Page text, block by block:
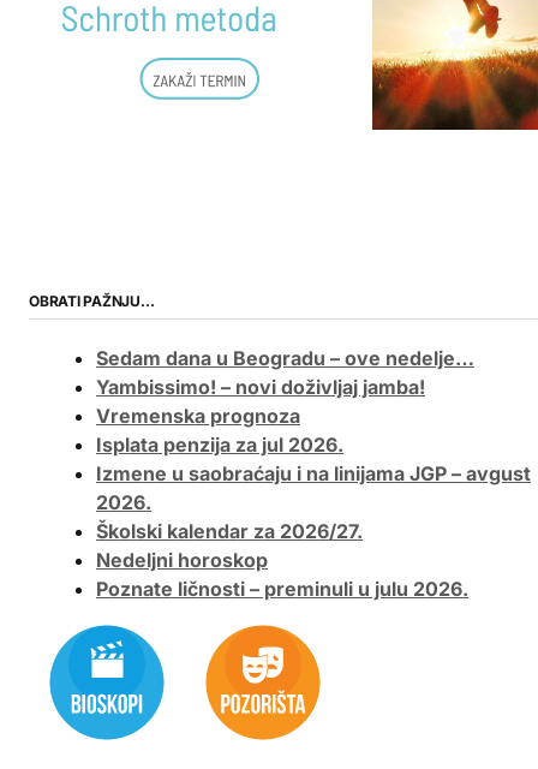
OBRATI PAŽNJU…
Sedam dana u Beogradu – ove nedelje…
Yambissimo! – novi doživljaj jamba!
Vremenska prognoza
Isplata penzija za jul 2026.
Izmene u saobraćaju i na linijama JGP – avgust
2026.
Školski kalendar za 2026/27.
Nedeljni horoskop
Poznate ličnosti – preminuli u julu 2026.